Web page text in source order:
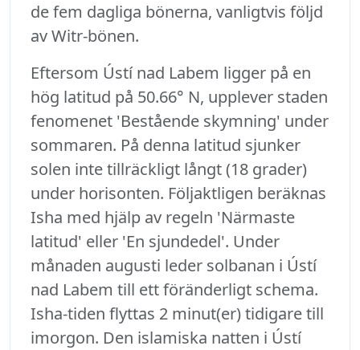
de fem dagliga bönerna, vanligtvis följd
av Witr-bönen.
Eftersom Ústí nad Labem ligger på en
hög latitud på 50.66° N, upplever staden
fenomenet 'Bestående skymning' under
sommaren. På denna latitud sjunker
solen inte tillräckligt långt (18 grader)
under horisonten. Följaktligen beräknas
Isha med hjälp av regeln 'Närmaste
latitud' eller 'En sjundedel'. Under
månaden augusti leder solbanan i Ústí
nad Labem till ett föränderligt schema.
Isha-tiden flyttas 2 minut(er) tidigare till
imorgon. Den islamiska natten i Ústí